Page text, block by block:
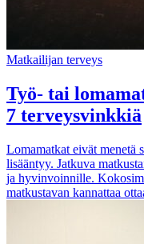
Matkailijan terveys
Työ- tai
7 terveysvinkkiä
Lomamatkat eivät menetä
lisääntyy. Jatkuva
ja hyvinvoinnille.
matkustavan kannattaa